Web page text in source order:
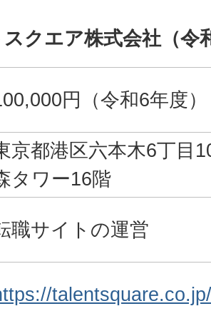
クエア株式会社（令
円（令和6年度）
京都港区六本木6丁目
タワー16階
職サイトの運営